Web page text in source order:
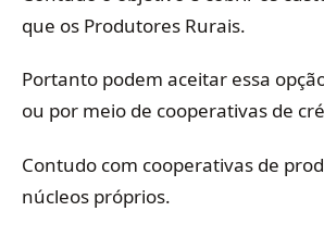
que os Produtores Rurais.
Portanto podem aceitar essa
ou por meio de cooperativas de
Contudo com cooperativas de
núcleos próprios.